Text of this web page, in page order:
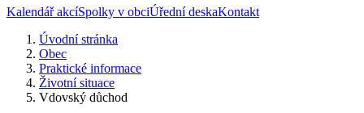
Kalendář akcíSpolky v obciÚřední deskaKontakt
Úvodní stránka
Obec
Praktické informace
Životní situace
Vdovský důchod